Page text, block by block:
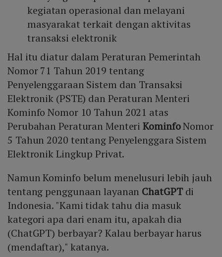
kegiatan operasional dan melayani
masyarakat terkait dengan aktivitas
transaksi elektronik
Hal itu diatur dalam Peraturan Pemerintah
Nomor 71 Tahun 2019 tentang
Penyelenggaraan Sistem dan Transaksi
Elektronik (PSTE) dan Peraturan Menteri
Kominfo Nomor 10 Tahun 2021 atas
Perubahan Peraturan MenteriKominfoNomor
5 Tahun 2020 tentang Penyelenggara Sistem
Elektronik Lingkup Privat.
Namun Kominfo belum menelusuri lebih jauh
tentang penggunaan layanan ChatGPTdi
Indonesia. "Kami tidak tahu dia masuk
kategori apa dari enam itu, apakah dia
(ChatGPT) berbayar? Kalau berbayar harus
(mendaftar)," katanya.